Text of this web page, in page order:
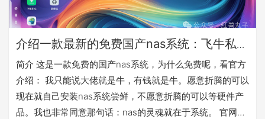
介绍一款最新的免费国产nas系统：飞牛私有
云fnOS
简介 这是一款免费的国产nas系统，为什么免费呢，看官方
介绍： 我只能说大佬就是牛，有钱就是牛。愿意折腾的可以
现在就自己安装nas系统尝鲜，不愿意折腾的可以等硬件产
品。我也非常同意那句话：nas的灵魂就在于系统。 官网：